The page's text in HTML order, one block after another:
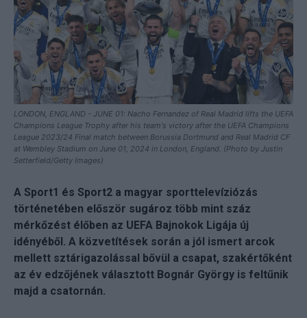
LONDON, ENGLAND - JUNE 01: Nacho Fernandez of Real Madrid lifts the UEFA
Champions League Trophy after his team's victory after the UEFA Champions
League 2023/24 Final match between Borussia Dortmund and Real Madrid CF
at Wembley Stadium on June 01, 2024 in London, England. (Photo by Justin
Setterfield/Getty Images)
A Sport1 és Sport2 a magyar sporttelevíziózás
történetében először sugároz több mint száz
mérkőzést élőben az UEFA Bajnokok Ligája új
idényéből. A közvetítések során a jól ismert arcok
mellett sztárigazolással bővül a csapat, szakértőként
az év edzőjének választott Bognár György is feltűnik
majd a csatornán.